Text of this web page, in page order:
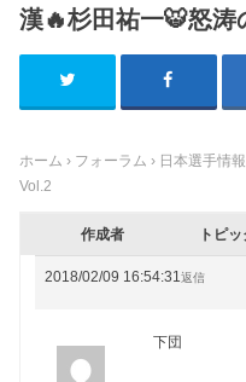
漢🔥杉田祐一🐯怒
ホーム › フォーラム › 日本選手情報
Vol.2
作成者 トピッ
2018/02/09 16:54:31返信
下団